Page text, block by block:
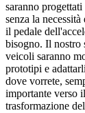
saranno
senza la
il pedale
bisogno. Il nostro
veicoli saranno
prototipi e
dove vorrete,
importante verso
trasformazione